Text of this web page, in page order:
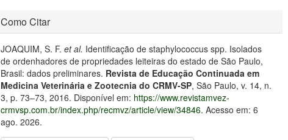
Como Citar
JOAQUIM, S. F.et al. Identificação de staphylococcus spp. Isolados
de ordenhadores de propriedades leiteiras do estado de São Paulo,
Brasil: dados preliminares. Revista de Educação Continuada em
Medicina Veterinária e Zootecnia do CRMV-SP, São Paulo, v. 14, n.
3, p. 73–73, 2016. Disponível em: https://www.revistamvez-
crmvsp.com.br/index.php/recmvz/article/view/34846. Acesso em: 6
ago. 2026.